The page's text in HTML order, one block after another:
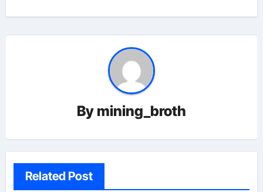
By mining_broth
Related Post